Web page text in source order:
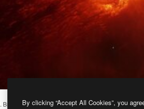
. Вы можете создать свой собственный с
By clicking “Accept All Cookies”, you